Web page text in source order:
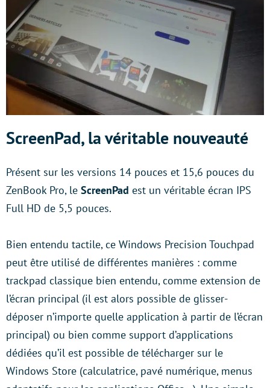
ScreenPad, la véritable nouveauté
Présent sur les versions 14 pouces et 15,6 pouces du
ZenBook Pro, le ScreenPad est un véritable écran IPS
Full HD de 5,5 pouces.
Bien entendu tactile, ce Windows Precision Touchpad
peut être utilisé de différentes manières : comme
trackpad classique bien entendu, comme extension de
l’écran principal (il est alors possible de glisser-
déposer n’importe quelle application à partir de l’écran
principal) ou bien comme support d’applications
dédiées qu’il est possible de télécharger sur le
Windows Store (calculatrice, pavé numérique, menus